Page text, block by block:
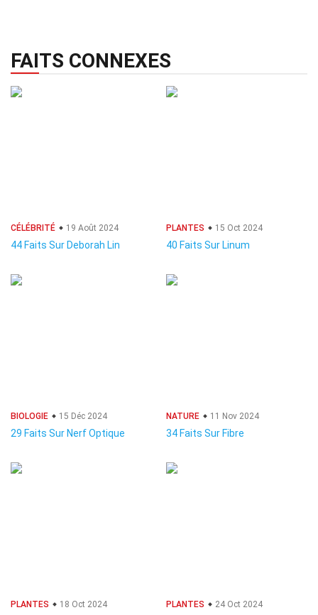
FAITS CONNEXES
CÉLÉBRITÉ 19 Août 2024
44 Faits Sur Deborah Lin
PLANTES 15 Oct 2024
40 Faits Sur Linum
BIOLOGIE 15 Déc 2024
29 Faits Sur Nerf Optique
NATURE 11 Nov 2024
34 Faits Sur Fibre
PLANTES 18 Oct 2024 PLANTES 24 Oct 2024